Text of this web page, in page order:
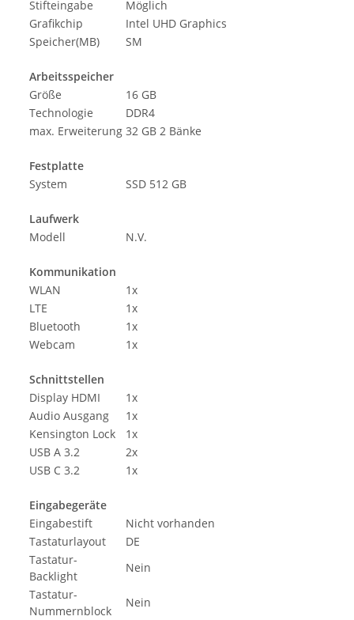
Stifteingabe
Möglich
Grafikchip
Intel UHD Graphics
Speicher(MB)
SM
Arbeitsspeicher
Größe
16 GB
Technologie
DDR4
max. Erweiterung 32 GB 2 Bänke
Festplatte
System
SSD 512 GB
Laufwerk
Modell
N.V.
Kommunikation
WLAN
1x
LTE
1x
Bluetooth
1x
Webcam
1x
Schnittstellen
Display HDMI
1x
Audio Ausgang
1x
Kensington Lock
1x
USB A 3.2
2x
USB C 3.2
1x
Eingabegeräte
Eingabestift
Nicht vorhanden
Tastaturlayout
DE
Tastatur-
Backlight
Nein
Tastatur-
Nummernblock
Nein